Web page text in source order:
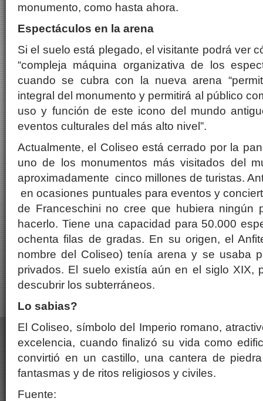
monumento, como hasta ahora.
Espectáculos en la arena
Si el suelo está plegado, el visitante podrá ver
“compleja máquina organizativa de los
cuando se cubra con la nueva arena
integral del monumento y permitirá al público
uso y función de este icono del mundo
eventos culturales del más alto nivel”.
Actualmente, el Coliseo está cerrado por la
uno de los monumentos más visitados del
aproximadamente cinco millones de turistas.
en ocasiones puntuales para eventos y
de Franceschini no cree que hubiera ningún
hacerlo. Tiene una capacidad para 50.000
ochenta filas de gradas. En su origen, el
nombre del Coliseo) tenía arena y se usaba
privados. El suelo existía aún en el siglo XIX,
descubrir los subterráneos.
Lo sabias?
El Coliseo, símbolo del Imperio romano,
excelencia, cuando finalizó su vida como
convirtió en un castillo, una cantera de
fantasmas y de ritos religiosos y civiles.
Fuente: